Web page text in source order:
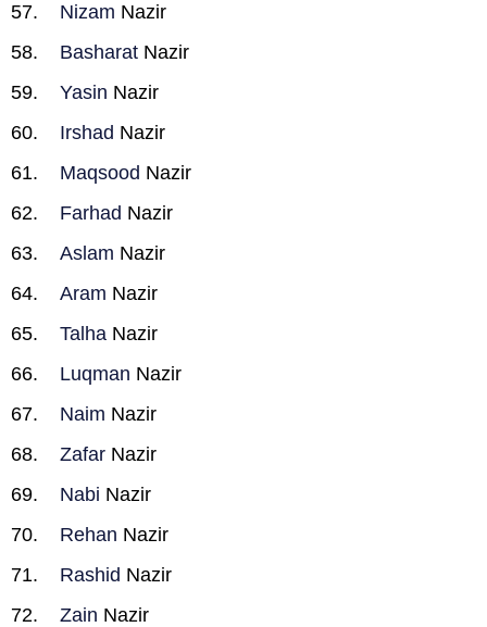
Nizam Nazir
Basharat Nazir
Yasin Nazir
Irshad Nazir
Maqsood Nazir
Farhad Nazir
Aslam Nazir
Aram Nazir
Talha Nazir
Luqman Nazir
Naim Nazir
Zafar Nazir
Nabi Nazir
Rehan Nazir
Rashid Nazir
Zain Nazir